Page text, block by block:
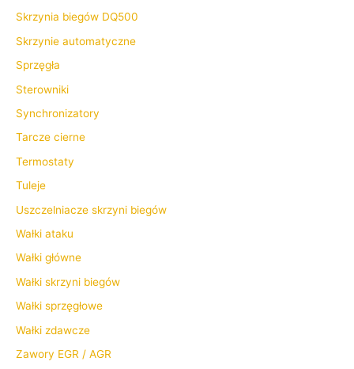
Skrzynia biegów DQ500
Skrzynie automatyczne
Sprzęgła
Sterowniki
Synchronizatory
Tarcze cierne
Termostaty
Tuleje
Uszczelniacze skrzyni biegów
Wałki ataku
Wałki główne
Wałki skrzyni biegów
Wałki sprzęgłowe
Wałki zdawcze
Zawory EGR / AGR